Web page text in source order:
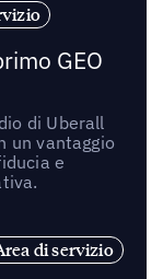
GEO
di Uberall
un vantaggio
e
di servizio